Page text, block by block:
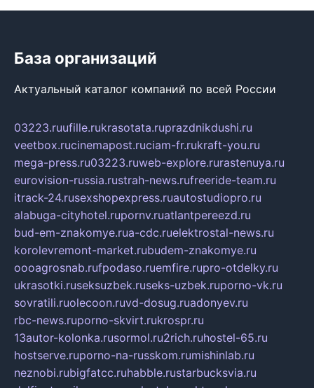
База организаций
Актуальный каталог компаний по всей России
03223.ruufille.rukrasotata.ruprazdnikdushi.ru
veetbox.rucinemapost.ruciam-fr.rukraft-you.ru
mega-press.ru03223.ruweb-explore.rurastenuya.ru
eurovision-russia.rustrah-news.rufreeride-team.ru
itrack-24.rusexshopexpress.ruautostudiopro.ru
alabuga-cityhotel.rupornv.ruatlantpereezd.ru
bud-em-znakomye.rua-cdc.ruelektrostal-news.ru
korolevremont-market.rubudem-znakomye.ru
oooagrosnab.rufpodaso.ruemfire.rupro-otdelky.ru
ukrasotki.ruseksuzbek.ruseks-uzbek.ruporno-vk.ru
sovratili.ruolecoon.ruvd-dosug.ruadonyev.ru
rbc-news.ruporno-skvirt.rukrospr.ru
13autor-kolonka.rusormol.ru2rich.ruhostel-65.ru
hostserve.ruporno-na-russkom.rumishinlab.ru
neznobi.rubigfatcc.ruhabble.rustarbucksvia.ru